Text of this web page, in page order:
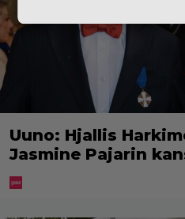
Uuno: Hjallis
Jasmine Pajarin